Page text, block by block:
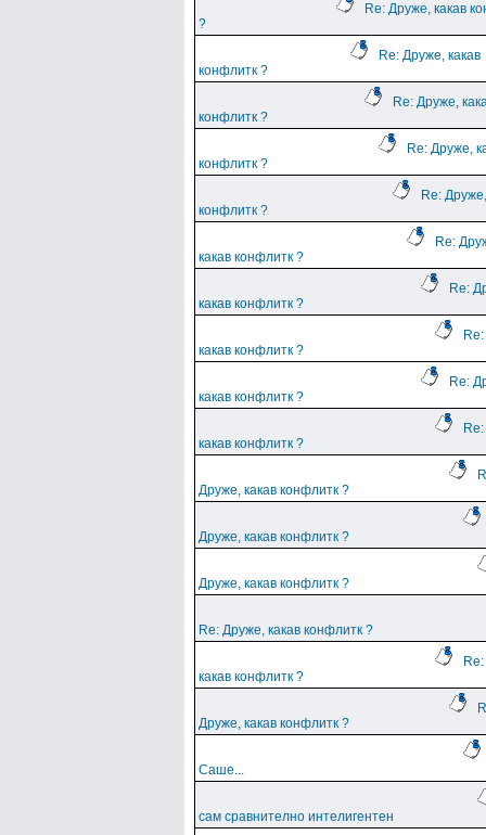
Re: Друже, какав
?
Re: Друже, какав
конфлитк ?
Re: Друже,
конфлитк ?
Re: Друже,
конфлитк ?
Re:
конфлитк ?
Re:
какав конфлитк ?
Re:
какав конфлитк ?
какав конфлитк ?
Re:
какав конфлитк ?
какав конфлитк ?
Друже, какав конфлитк ?
Друже, какав конфлитк ?
Друже, какав конфлитк ?
Re: Друже, какав конфлитк ?
какав конфлитк ?
Друже, какав конфлитк ?
Саше...
сам сравнително интелигентен